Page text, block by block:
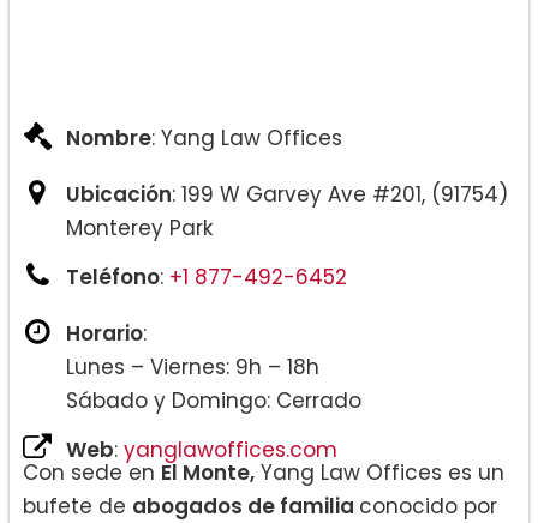
Nombre: Yang Law Offices
Ubicación: 199 W Garvey Ave #201, (91754)
Monterey Park
Teléfono: +1 877-492-6452
Horario:
Lunes – Viernes: 9h – 18h
Sábado y Domingo: Cerrado
Web: yanglawoffices.com
Con sede en El Monte, Yang Law Offices es un
bufete de abogados de familia conocido por